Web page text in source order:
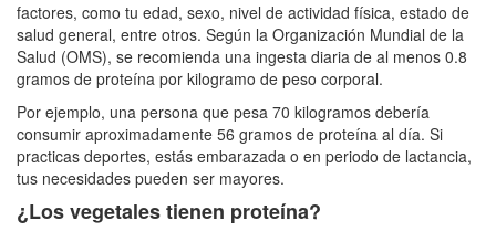
factores, como tu edad, sexo, nivel de actividad física, estado de
salud general, entre otros. Según la Organización Mundial de la
Salud (OMS), se recomienda una ingesta diaria de al menos 0.8
gramos de proteína por kilogramo de peso corporal.
Por ejemplo, una persona que pesa 70 kilogramos debería
consumir aproximadamente 56 gramos de proteína al día. Si
practicas deportes, estás embarazada o en periodo de lactancia,
tus necesidades pueden ser mayores.
¿Los vegetales tienen proteína?